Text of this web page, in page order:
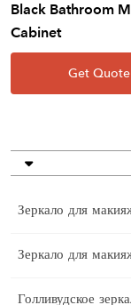
Black Bathroom
Cabinet
Get Quote
Зеркало для
Зеркало для
Голливудское